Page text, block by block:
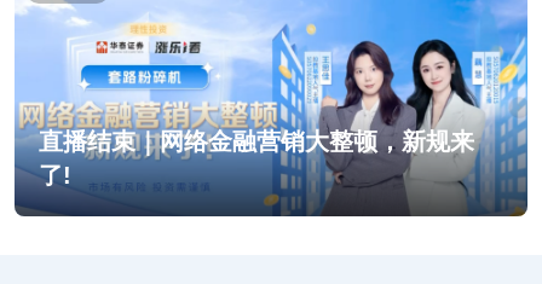
直播结束｜网络金融营销大整顿，新规来
了!